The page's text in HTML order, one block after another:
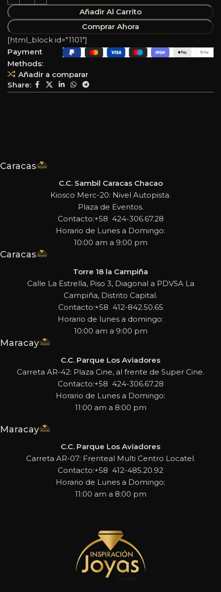
Añadir Al Carrito
Comprar Ahora
Añadir a comparar
Share:
[html_block id="1101"]
Payment
Methods:
Caracas
C.C. Sambil Caracas Chacao
Kiosco Merc-20: Nivel Autopista.
Plaza de Eventos.
Contacto:+58 424-306.67.28
Horario de Lunes a Domingo:
10:00 am a 9:00 pm
Caracas
Torre 18 la Campiña
Calle La Estrella, Piso 3, Diagonal a PDVSA La
Campiña, Distrito Capital.
Contacto:+58 412-842.50.65
Horario de lunes a domingo:
10:00 am a 9:00 pm
Maracay
C.C. Parque Los Aviadores
Carreta AR-42: Plaza Cine, al frente de Super Cine.
Contacto:+58 424-306.67.28
Horario de Lunes a Domingo:
11:00 am a 8:00 pm
Maracay
C.C. Parque Los Aviadores
Carreta AR-07: Frenteal Multi Centro Locatel.
Contacto:+58 412-485.20.92
Horario de Lunes a Domingo:
11:00 am a 8:00 pm